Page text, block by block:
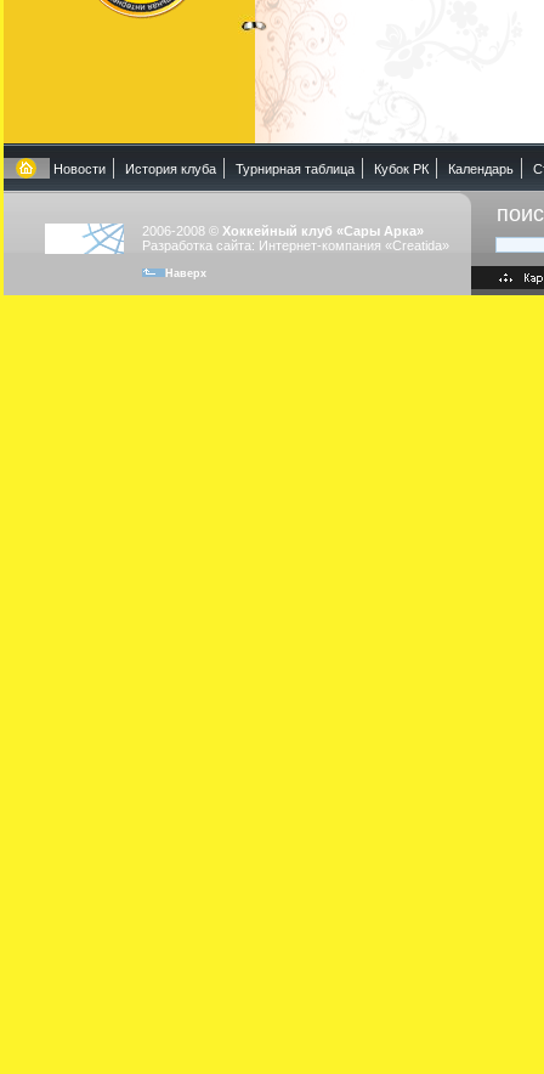
Новости История клуба Турнирная таблица Кубок РК Календарь
2006-2008 © Хоккейный клуб «Сары Арка»
Разработка сайта: Интернет-компания «Creatida»
Наверх